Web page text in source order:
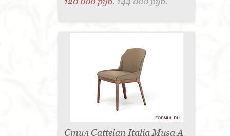
Стул Cattelan Italia Musa A